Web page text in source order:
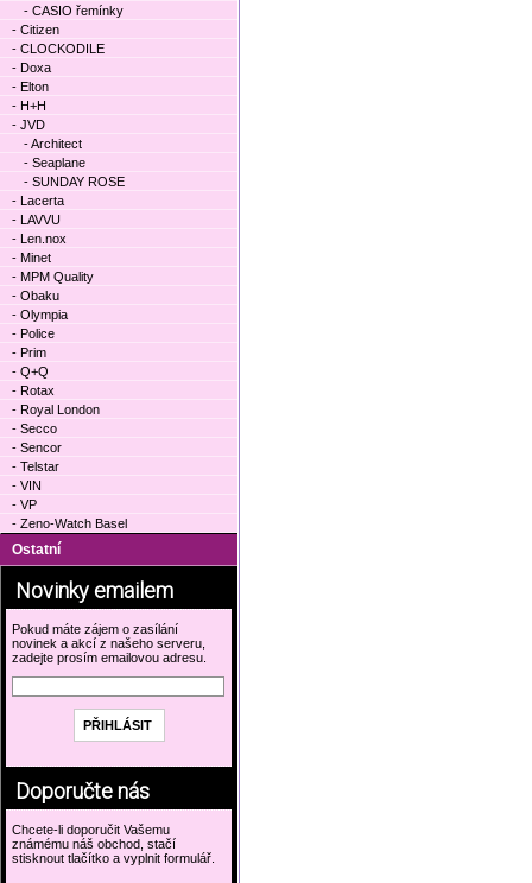
- CASIO řemínky
- Citizen
- CLOCKODILE
- Doxa
- Elton
- H+H
- JVD
- Architect
- Seaplane
- SUNDAY ROSE
- Lacerta
- LAVVU
- Len.nox
- Minet
- MPM Quality
- Obaku
- Olympia
- Police
- Prim
- Q+Q
- Rotax
- Royal London
- Secco
- Sencor
- Telstar
- VIN
- VP
- Zeno-Watch Basel
Ostatní
Novinky emailem
Pokud máte zájem o zasílání
novinek a akcí z našeho serveru,
zadejte prosím emailovou adresu.
Doporučte nás
Chcete-li doporučit Vašemu
známému náš obchod, stačí
stisknout tlačítko a vyplnit formulář.